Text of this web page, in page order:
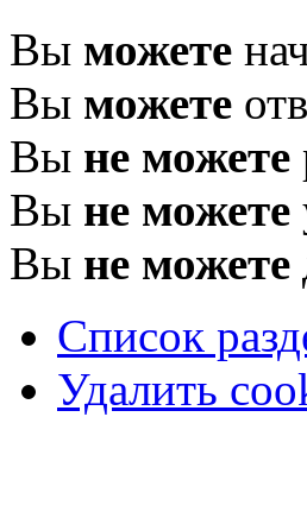
Вы можете
Вы можете
Вы не можете
Вы не можете
Вы не можете
Список
Удалить